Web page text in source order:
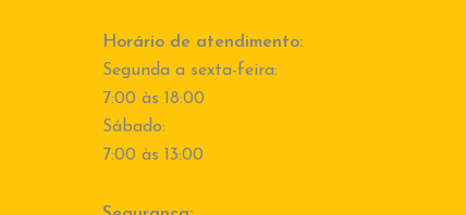
Horário de atendimento:
Segunda a sexta-feira:
7:00 às 18:00
Sábado:
7:00 às 13:00